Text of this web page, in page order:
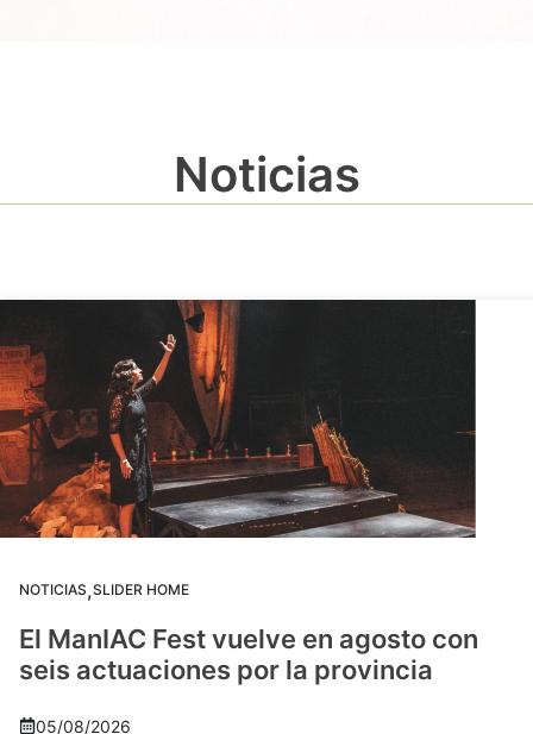
Noticias
NOTICIAS,SLIDER HOME
El ManIAC Fest vuelve en agosto con
seis actuaciones por la provincia
05/08/2026